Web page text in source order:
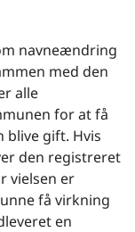
navneændring
med den
alle
for at få
blive gift. Hvis
den registreret
vielsen er
få virkning
en